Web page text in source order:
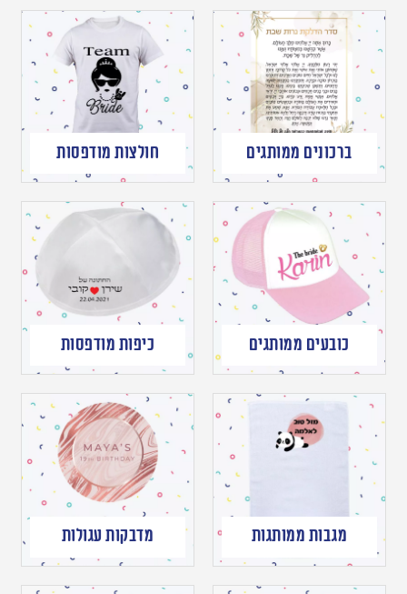
ברכונים ממותגים חולצות מודפסות
כובעים ממותגים כיפות מודפסות
מגבות ממותגות מדבקות עגולות